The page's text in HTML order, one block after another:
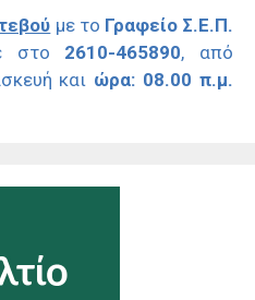
με το Γραφείο Σ.Ε.Π.
στο 2610-465890, από
και ώρα: 08.00 π.μ.